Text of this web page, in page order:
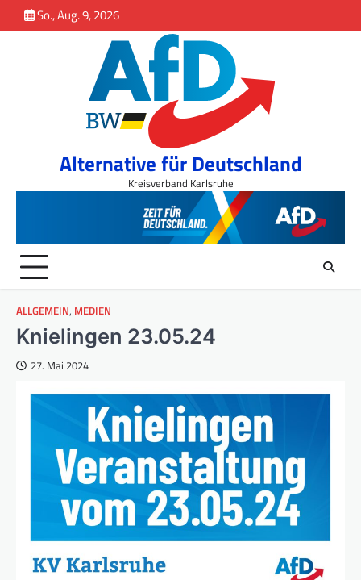
springen
to
So., Aug. 9, 2026
Alternative für Deutschland
Kreisverband Karlsruhe
ALLGEMEIN, MEDIEN
Knielingen 23.05.24
27. Mai 2024